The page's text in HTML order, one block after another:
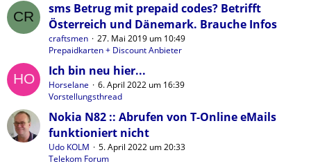
sms Betrug mit prepaid codes? Betrifft
Österreich und Dänemark. Brauche Infos
craftsmen
27. Mai 2019 um 10:49
Prepaidkarten + Discount Anbieter
Ich bin neu hier...
Horselane
6. April 2022 um 16:39
Vorstellungsthread
Nokia N82 :: Abrufen von T-Online eMails
funktioniert nicht
Udo KOLM
5. April 2022 um 20:33
Telekom Forum